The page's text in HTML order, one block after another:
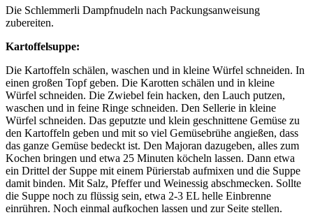
Die Schlemmerli Dampfnudeln nach Packungsanweisung
zubereiten.
Kartoffelsuppe:
Die Kartoffeln schälen, waschen und in kleine Würfel schneiden. In
einen großen Topf geben. Die Karotten schälen und in kleine
Würfel schneiden. Die Zwiebel fein hacken, den Lauch putzen,
waschen und in feine Ringe schneiden. Den Sellerie in kleine
Würfel schneiden. Das geputzte und klein geschnittene Gemüse zu
den Kartoffeln geben und mit so viel Gemüsebrühe angießen, dass
das ganze Gemüse bedeckt ist. Den Majoran dazugeben, alles zum
Kochen bringen und etwa 25 Minuten köcheln lassen. Dann etwa
ein Drittel der Suppe mit einem Pürierstab aufmixen und die Suppe
damit binden. Mit Salz, Pfeffer und Weinessig abschmecken. Sollte
die Suppe noch zu flüssig sein, etwa 2-3 EL helle Einbrenne
einrühren. Noch einmal aufkochen lassen und zur Seite stellen.